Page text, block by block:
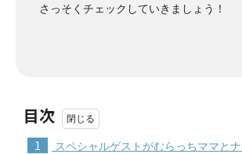
さっそくチェックしていきましょう！
目次
1
スペシャルゲストがむらっちママと